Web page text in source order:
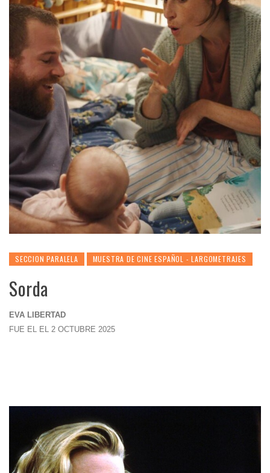
SECCION PARALELA MUESTRA DE CINE ESPAÑOL - LARGOMETRAJES
Sorda
EVA LIBERTAD
FUE EL EL 2 OCTUBRE 2025